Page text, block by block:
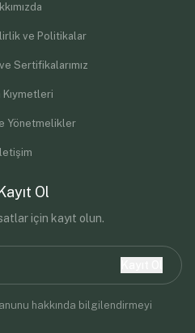
ve Politikalar
Sertifikalarımız
Kıymetleri
Yönetmelikler
Ol
için kayıt olun.
hakkında bilgilendirmeyi